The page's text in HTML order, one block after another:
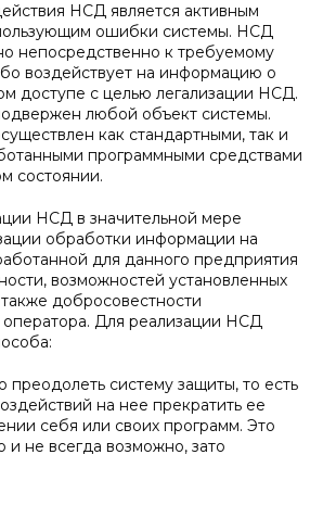
НСД является активным
ошибки системы. НСД
непосредственно к требуемому
воздействует на информацию о
доступе с целью легализации НСД.
любой объект системы.
как стандартными, так и
программными средствами
состоянии.
НСД в значительной мере
обработки информации на
для данного предприятия
возможностей установленных
добросовестности
оператора. Для реализации НСД
преодолеть систему защиты, то есть
на нее прекратить ее
себя или своих программ. Это
и не всегда возможно, зато